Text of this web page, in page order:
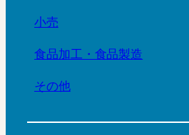
小売
食品加工・食品製造
その他